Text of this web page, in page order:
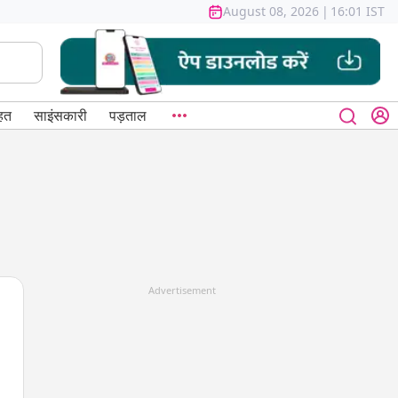
August 08, 2026 | 16:01 IST
साइंसकारी पड़ताल
Advertisement